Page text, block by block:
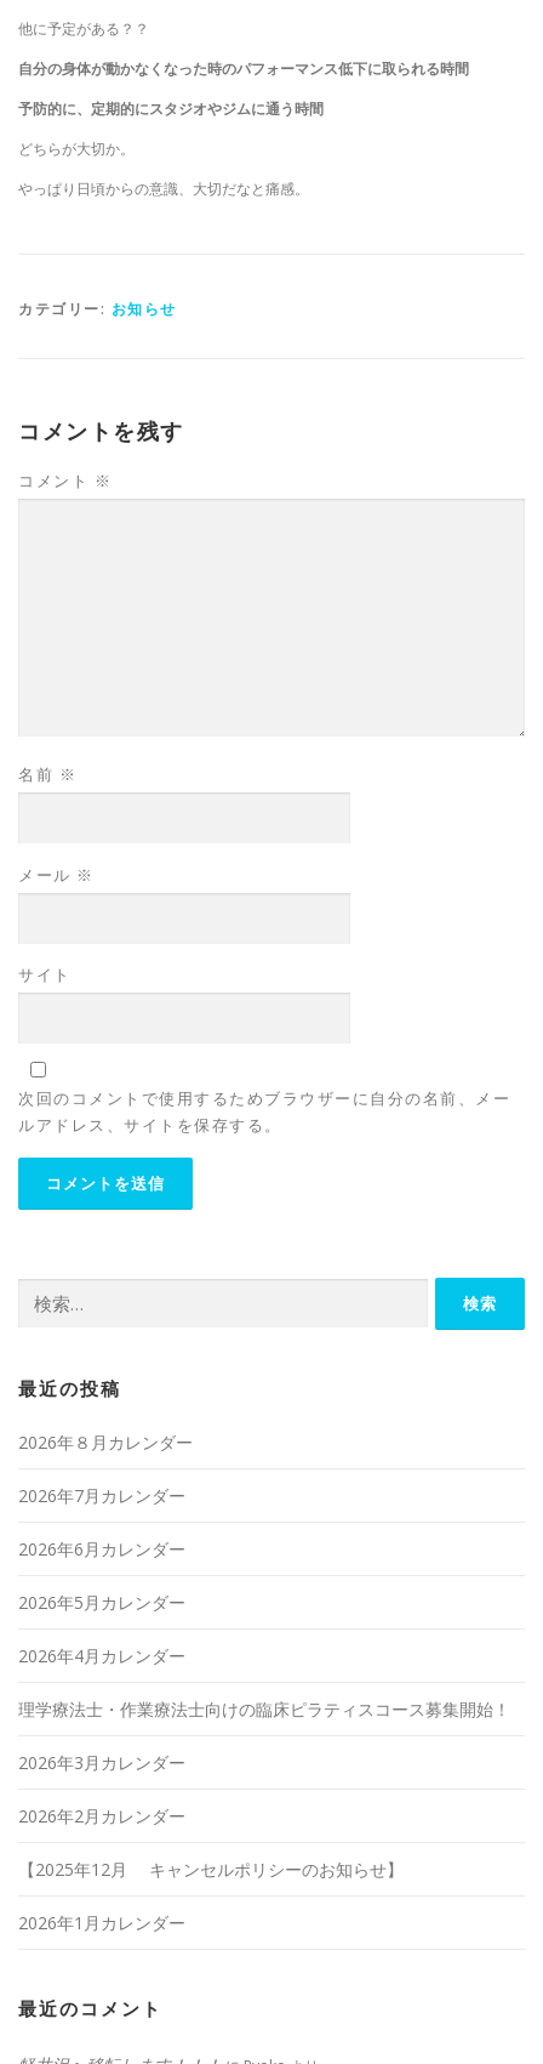
他に予定がある？？
自分の身体が動かなくなった時のパフォーマンス低下に取られる時間
予防的に、定期的にスタジオやジムに通う時間
どちらが大切か。
やっぱり日頃からの意識、大切だなと痛感。
カテゴリー: お知らせ
コメントを残す
コメント ※
名前 ※
メール ※
サイト
次回のコメントで使用するためブラウザーに自分の名前、メー
ルアドレス、サイトを保存する。
索:
最近の投稿
2026年８月カレンダー
2026年7月カレンダー
2026年6月カレンダー
2026年5月カレンダー
2026年4月カレンダー
理学療法士・作業療法士向けの臨床ピラティスコース募集開始！
2026年3月カレンダー
2026年2月カレンダー
【2025年12月 キャンセルポリシーのお知らせ】
2026年1月カレンダー
最近のコメント